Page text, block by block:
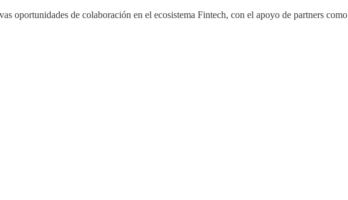
oportunidades de colaboración en el ecosistema Fintech, con el apoyo de partners como